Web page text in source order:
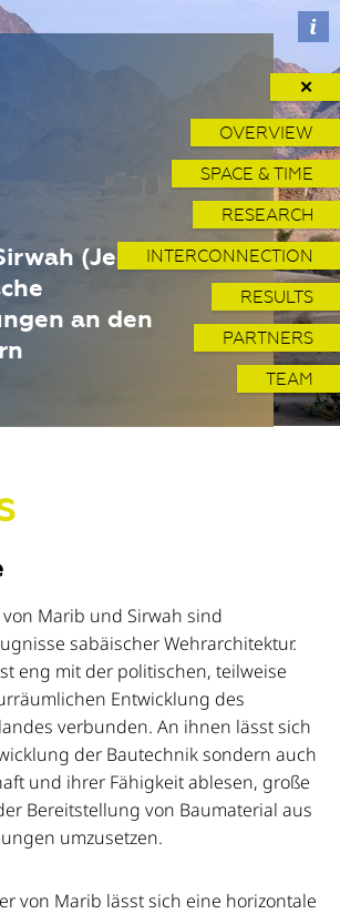
(Jemen) -
an den
✕
OVERVIEW
SPACE & TIME
RESEARCH
INTERCONNECTION
RESULTS
PARTNERS
TEAM
Marib und Sirwah sind
sabäischer Wehrarchitektur.
eng mit der politischen, teilweise
Entwicklung des
verbunden. An ihnen lässt sich
der Bautechnik sondern auch
und ihrer Fähigkeit ablesen, große
Bereitstellung von Baumaterial aus
umzusetzen.
von Marib lässt sich eine horizontale